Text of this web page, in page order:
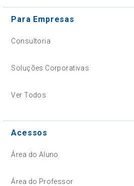
Para Empresas
Consultoria
Soluções Corporativas
Ver Todos
Acessos
Área do Aluno
Área do Professor